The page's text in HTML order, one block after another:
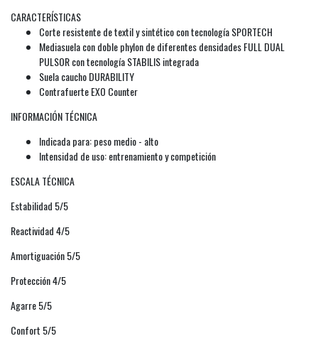
CARACTERÍSTICAS
Corte resistente de textil y sintético con tecnología SPORTECH
Mediasuela con doble phylon de diferentes densidades FULL DUAL
PULSOR con tecnología STABILIS integrada
Suela caucho DURABILITY
Contrafuerte EXO Counter
INFORMACIÓN TÉCNICA
Indicada para: peso medio - alto
Intensidad de uso: entrenamiento y competición
ESCALA TÉCNICA
Estabilidad 5/5
Reactividad 4/5
Amortiguación 5/5
Protección 4/5
Agarre 5/5
Confort 5/5